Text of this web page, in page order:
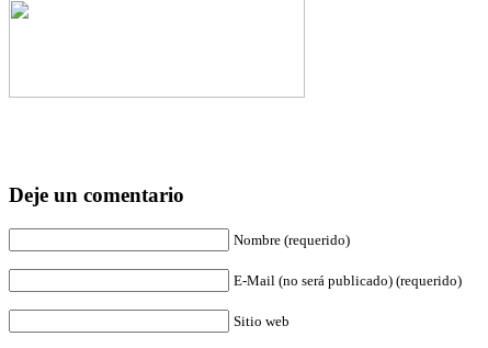
Deje un comentario
Nombre (requerido)
E-Mail (no será publicado) (requerido)
Sitio web